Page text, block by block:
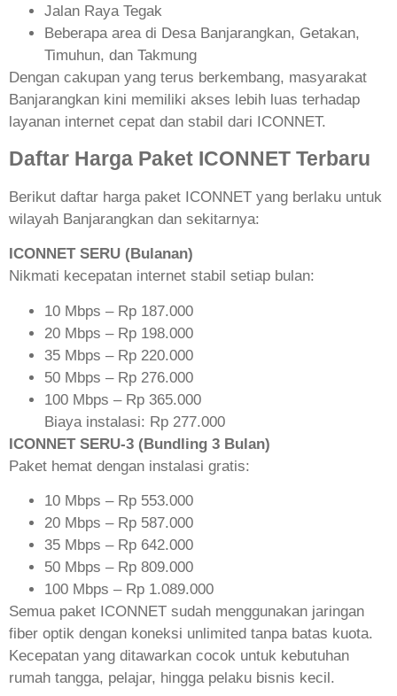
Jalan Raya Tegak
Beberapa area di Desa Banjarangkan, Getakan,
Timuhun, dan Takmung
Dengan cakupan yang terus berkembang, masyarakat
Banjarangkan kini memiliki akses lebih luas terhadap
layanan internet cepat dan stabil dari ICONNET.
Daftar Harga Paket ICONNET Terbaru
Berikut daftar harga paket ICONNET yang berlaku untuk
wilayah Banjarangkan dan sekitarnya:
ICONNET SERU (Bulanan)
Nikmati kecepatan internet stabil setiap bulan:
10 Mbps – Rp 187.000
20 Mbps – Rp 198.000
35 Mbps – Rp 220.000
50 Mbps – Rp 276.000
100 Mbps – Rp 365.000
Biaya instalasi: Rp 277.000
ICONNET SERU-3 (Bundling 3 Bulan)
Paket hemat dengan instalasi gratis:
10 Mbps – Rp 553.000
20 Mbps – Rp 587.000
35 Mbps – Rp 642.000
50 Mbps – Rp 809.000
100 Mbps – Rp 1.089.000
Semua paket ICONNET sudah menggunakan jaringan
fiber optik dengan koneksi unlimited tanpa batas kuota.
Kecepatan yang ditawarkan cocok untuk kebutuhan
rumah tangga, pelajar, hingga pelaku bisnis kecil.